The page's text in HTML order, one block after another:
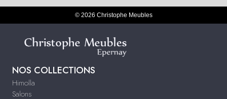
© 2026 Christophe Meubles
NOS COLLECTIONS
Himolla
Salons